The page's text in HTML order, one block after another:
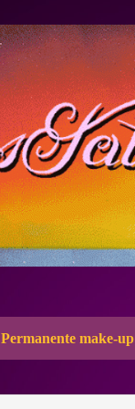
Permanente make-up